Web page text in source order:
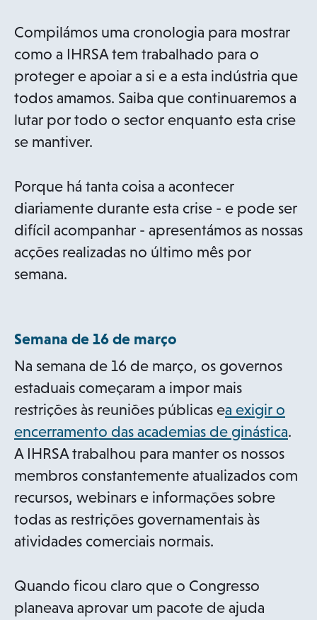
Compilámos uma cronologia para mostrar
como a IHRSA tem trabalhado para o
proteger e apoiar a si e a esta indústria que
todos amamos. Saiba que continuaremos a
lutar por todo o sector enquanto esta crise
se mantiver.
Porque há tanta coisa a acontecer
diariamente durante esta crise - e pode ser
difícil acompanhar - apresentámos as nossas
acções realizadas no último mês por
semana.
Semana de 16 de março
Na semana de 16 de março, os governos
estaduais começaram a impor mais
restrições às reuniões públicas ea exigir o
encerramento das academias de ginástica.
A IHRSA trabalhou para manter os nossos
membros constantemente atualizados com
recursos, webinars e informações sobre
todas as restrições governamentais às
atividades comerciais normais.
Quando ficou claro que o Congresso
planeava aprovar um pacote de ajuda